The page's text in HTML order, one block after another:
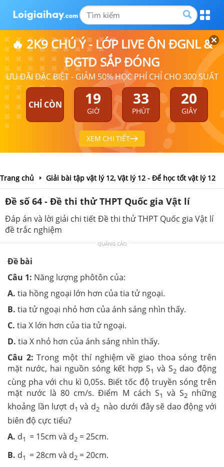
🔥 2K9 CHÚ Ý - LỚP LIVE ÔN ĐGNL &
ĐGTD SẮP ĐÓNG
ƯU ĐÃI ĐẶC BIỆT - GIẢM 50% HỌC PHÍ CHỈ CHO 300 SUẤT
CHỈ CÒN 19
GIỜ
33
PHÚT
19
GIÂY
XEM CHI TIẾT
Trang chủ Giải bài tập vật lý 12, Vật lý 12 - Để học tốt vật lý 12
Đề số 64 - Đề thi thử THPT Quốc gia Vật lí
Đáp án và lời giải chi tiết Đề thi thử THPT Quốc gia Vật lí
đề trắc nghiệm
QUẢNG CÁO
Đề bài
Câu 1: Năng lượng phôtôn của:
A. tia hồng ngoại lớn hơn của tia tử ngoại.
B. tia tử ngoại nhỏ hơn của ánh sáng nhìn thấy.
C. tia X lớn hơn của tia tử ngoại.
D. tia X nhỏ hơn của ánh sáng nhìn thấy.
Câu 2: Trong một thí nghiệm về giao thoa sóng trên
mặt nước, hai nguồn sóng kết hợp S1 và S2 dao động
cùng pha với chu kì 0,05s. Biết tốc độ truyền sóng trên
mặt nước là 80 cm/s. Điểm M cách S1 và S2những
khoảng lần lượt d1 và d2 nào dưới đây sẽ dao động với
biên độ cực tiểu?
A. d1 = 15cm và d2 = 25cm.
B. d1 = 28cm và d2 = 20cm.